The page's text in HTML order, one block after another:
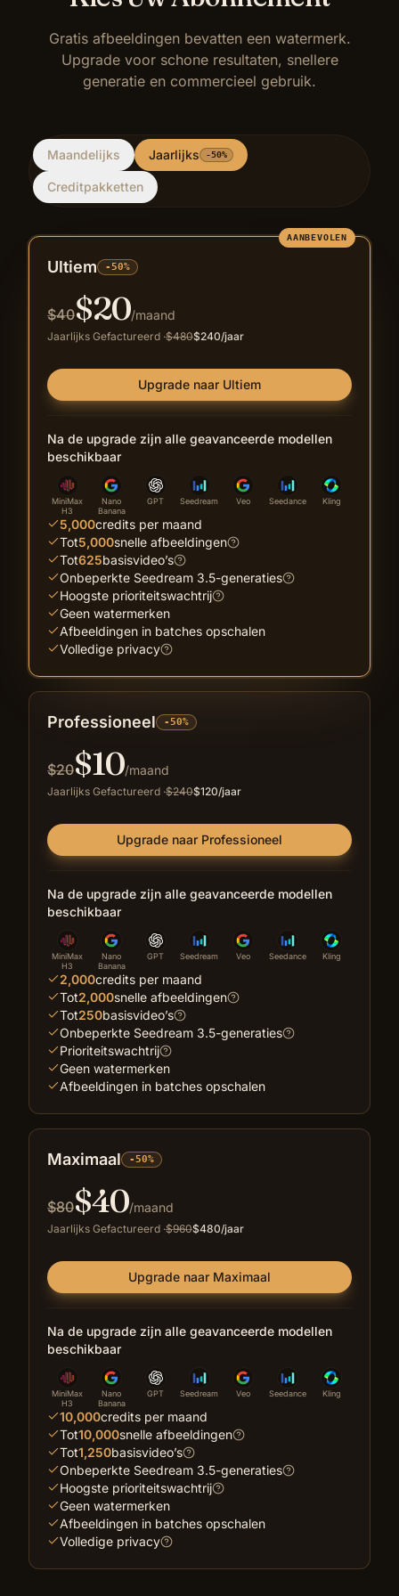
Gratis afbeeldingen bevatten een watermerk.
Upgrade voor schone resultaten, snellere
generatie en commercieel gebruik.
Maandelijks Jaarlijks -50%
Creditpakketten
Professioneel -50%
$20$10/maand
Jaarlijks Gefactureerd ·$240$120/jaar
Upgrade naar Professioneel
Na de upgrade zijn alle geavanceerde modellen
beschikbaar
MiniMax
H3
Nano
Banana
GPT Seedream Veo Seedance Kling
2,000credits per maand
Tot2,000snelle afbeeldingen
Tot250basisvideo’s
Onbeperkte Seedream 3.5-generaties
Prioriteitswachtrij
Geen watermerken
Afbeeldingen in batches opschalen
AANBEVOLEN
Ultiem -50%
$40$20/maand
Jaarlijks Gefactureerd ·$480$240/jaar
Upgrade naar Ultiem
Na de upgrade zijn alle geavanceerde modellen
beschikbaar
MiniMax
H3
Nano
Banana
GPT Seedream Veo Seedance Kling
5,000credits per maand
Tot5,000snelle afbeeldingen
Tot625basisvideo’s
Onbeperkte Seedream 3.5-generaties
Hoogste prioriteitswachtrij
Geen watermerken
Afbeeldingen in batches opschalen
Volledige privacy
Maximaal -50%
$80$40/maand
Jaarlijks Gefactureerd ·$960$480/jaar
Upgrade naar Maximaal
Na de upgrade zijn alle geavanceerde modellen
beschikbaar
MiniMax
H3
Nano
Banana
GPT Seedream Veo Seedance Kling
10,000credits per maand
Tot10,000snelle afbeeldingen
Tot1,250basisvideo’s
Onbeperkte Seedream 3.5-generaties
Hoogste prioriteitswachtrij
Geen watermerken
Afbeeldingen in batches opschalen
Volledige privacy